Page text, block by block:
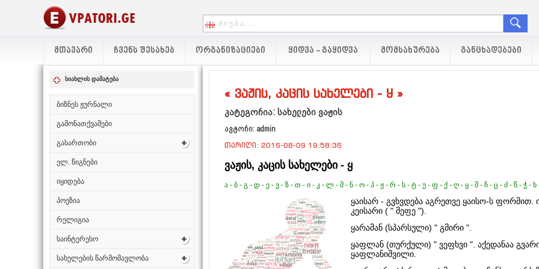
ᲛᲗᲐᲕᲐᲠᲘ ᲩᲕᲔᲜᲡ ᲨᲔᲡᲐᲮᲔᲑ ᲝᲠᲒᲐᲜᲘᲖᲐᲪᲘᲔᲑᲘ ᲧᲘᲓᲕᲐ - ᲒᲐᲧᲘᲓᲕᲐ ᲛᲝᲛᲡᲐᲮᲣᲠᲔᲑᲐ ᲒᲐᲜᲪᲮᲐᲓᲔᲑᲔᲑᲘ
სიახლის დამატება
ბიზნეს ჟურნალი
გამონათქვამები
გასართობი
ელ. წიგნები
იყიდება
პოეზია
რელიგია
საინტერესო
სახელების წარმომავლობა
« ვაჟის, კაცის სახელები - ყ »
კატეგორია: სახელები ვაჟის
ავტორი: admin
თარიღი: 2016-08-09 19:58:36
ვაჟის, კაცის სახელები - ყ
ა - ბ - გ - დ - ე - ვ - ზ - თ - ი - კ - ლ - მ - ნ - ო - პ - ჟ - რ - ს - ტ - უ - ფ - ქ - ღ - ყ - შ - ჩ - ც - ძ - წ - ჭ - ხ
ყაისარ - გვხვდება აგრეთვე ყაისო-ს ფორმით.
კეისარი ( " მეფე ").
ყარამან (სპარსული) " გმირი ".
ყაფლან (თურქული) " ვეფხვი ". აქედანაა
ყაფლანიშვილი.